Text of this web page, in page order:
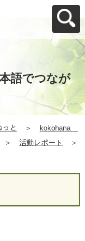
語でつなが
と ＞
kokohana
＞ 活動レポート
＞